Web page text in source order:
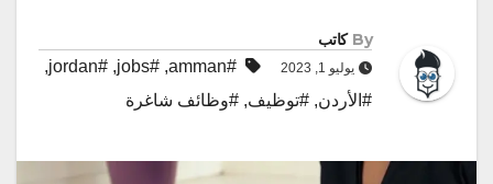
By كاتب
يوليو 1, 2023 #amman
,
#jobs
,
#jordan
,
#الأردن, #توظيف, #وظائف شاغرة